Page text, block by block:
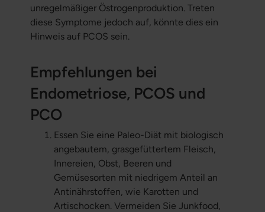
unregelmäßiger Östrogenproduktion. Treten
diese Symptome jedoch auf, könnte dies ein
Hinweis auf PCOS sein.
Empfehlungen bei
Endometriose, PCOS und
PCO
Essen Sie eine Paleo-Diät mit biologisch
angebautem, grasgefüttertem Fleisch,
Innereien, Obst, Beeren und
Gemüsesorten mit niedrigem Anteil an
Antinährstoffen, wie Karotten und
Artischocken. Vermeiden Sie Junkfood,